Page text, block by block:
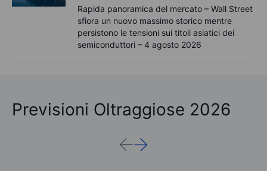
Rapida panoramica del mercato – Wall Street
sfiora un nuovo massimo storico mentre
persistono le tensioni sui titoli asiatici dei
semiconduttori – 4 agosto 2026
Previsioni Oltraggiose 2026